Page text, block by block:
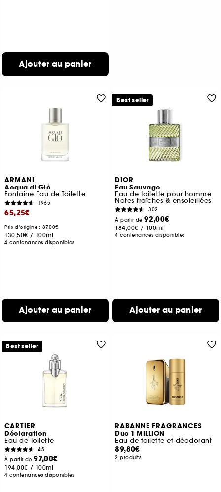
Ajouter au panier
ARMANI
Acqua di Giò
Fontaine Eau de Toilette
1965
65,25€
Prix d'origine : 87,00€
130,50€ / 100ml
4 contenances disponibles
Ajouter au panier
DIOR
Eau Sauvage
Eau de toilette pour homme
Notes fraîches & ensoleillées
302
À partir de92,00€
184,00€ / 100ml
4 contenances disponibles
Ajouter au panier
Best seller
CARTIER
Déclaration
Eau de Toilette
45
À partir de97,00€
194,00€ / 100ml
4 contenances disponibles
Best seller
RABANNE FRAGRANCES
Duo 1 MILLION
Eau de toilette et déodorant
89,80€
2 produits